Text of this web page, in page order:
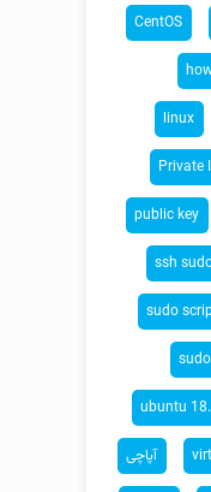
CentOS
linux
Private
public key
ssh
sudo
sudo
ubuntu
آپاچی